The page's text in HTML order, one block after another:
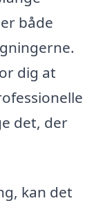
både
dig at
det, der
kan det